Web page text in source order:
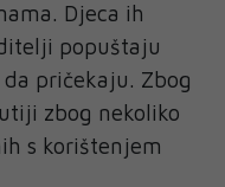
Djeca ih
popuštaju
pričekaju. Zbog
zbog nekoliko
s korištenjem